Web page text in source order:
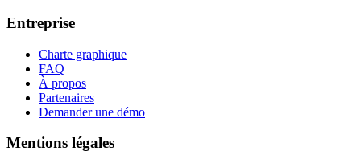
Entreprise
Charte graphique
FAQ
À propos
Partenaires
Demander une démo
Mentions légales